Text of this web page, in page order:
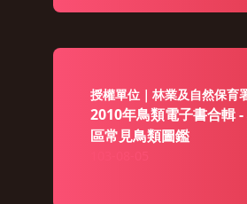
授權單位｜林業及自然保育
2010年鳥類電子書合輯
區常見鳥類圖鑑